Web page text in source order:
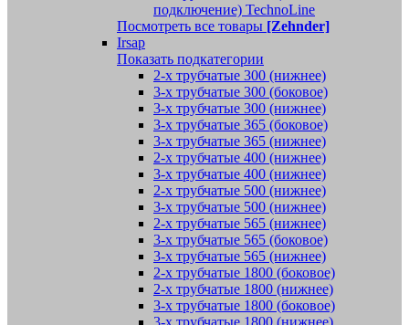
подключение) TechnoLine
Посмотреть все товары [Zehnder]
Irsap
Показать подкатегории
2-х трубчатые 300 (нижнее)
3-х трубчатые 300 (боковое)
3-х трубчатые 300 (нижнее)
3-х трубчатые 365 (боковое)
3-х трубчатые 365 (нижнее)
2-х трубчатые 400 (нижнее)
3-х трубчатые 400 (нижнее)
2-х трубчатые 500 (нижнее)
3-х трубчатые 500 (нижнее)
2-х трубчатые 565 (нижнее)
3-х трубчатые 565 (боковое)
3-х трубчатые 565 (нижнее)
2-х трубчатые 1800 (боковое)
2-х трубчатые 1800 (нижнее)
3-х трубчатые 1800 (боковое)
3-х трубчатые 1800 (нижнее)